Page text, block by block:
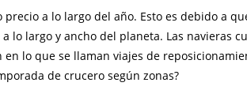
a lo largo del año. Esto es debido a
lo largo y ancho del planeta. Las navieras
lo que se llaman viajes de
de crucero según zonas?